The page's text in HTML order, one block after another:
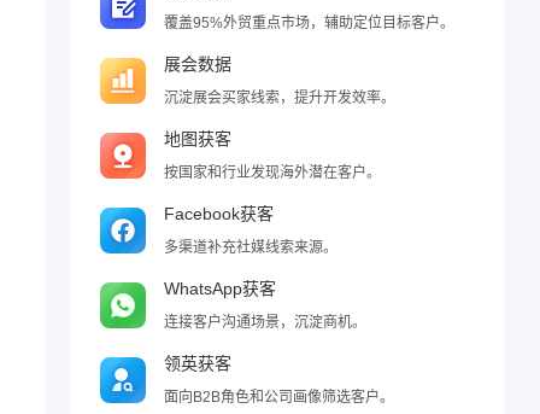
覆盖95%外贸重点市场，辅助定位目标客户。
展会数据
沉淀展会买家线索，提升开发效率。
地图获客
按国家和行业发现海外潜在客户。
Facebook获客
多渠道补充社媒线索来源。
WhatsApp获客
连接客户沟通场景，沉淀商机。
领英获客
面向B2B角色和公司画像筛选客户。